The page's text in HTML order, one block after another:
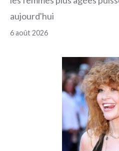
aujourd'hui
6 août 2026